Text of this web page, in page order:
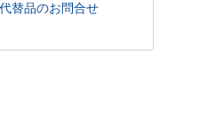
替品のお問合せ